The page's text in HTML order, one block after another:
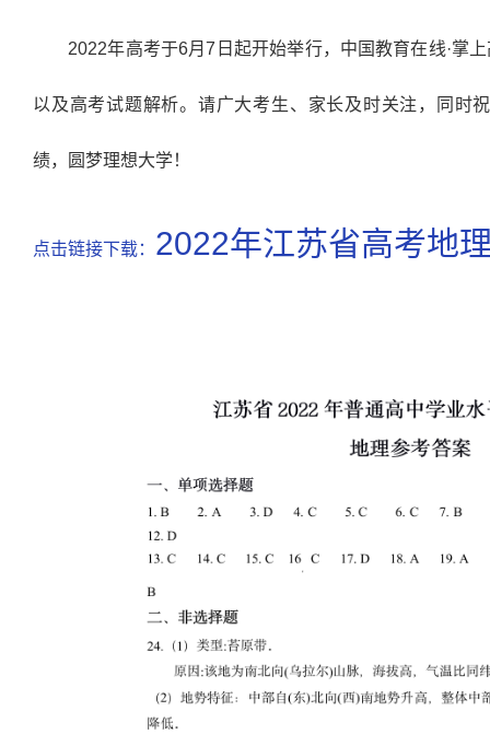
2022年高考于6月7日起开始举行，中国教育在线·掌上
以及高考试题解析。请广大考生、家长及时关注，同时
绩，圆梦理想大学！
点击链接下载： 2022年江苏省高考地